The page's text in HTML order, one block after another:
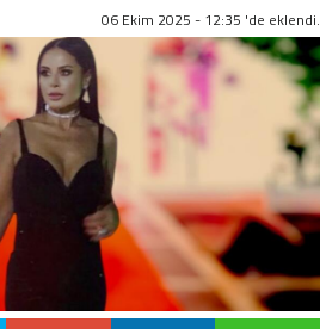
06 Ekim 2025 - 12:35 'de eklendi.